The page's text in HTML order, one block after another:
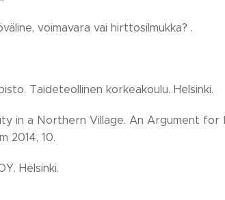
voimavara vai hirttosilmukka? .
Taideteollinen korkeakoulu. Helsinki.
in a Northern Village. An Argument
2014, 10.
Helsinki.